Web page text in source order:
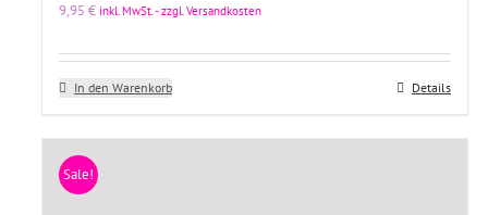
9,95 € inkl. MwSt. - zzgl. Versandkosten
In den Warenkorb Details
Sale!